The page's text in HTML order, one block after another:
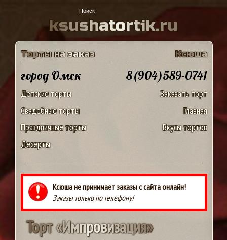
ksushatortik.ru
Торты на заказ
город Омск
Детские торты
Свадебные торты
Праздничные торты
Десерты
Ксюша
8(904)589-0741
Заказать торт
Главная
Вкусы тортов
Ксюша не принимает заказы с сайта онлайн!
Заказы только по телефону!
Торт«Импровизация»